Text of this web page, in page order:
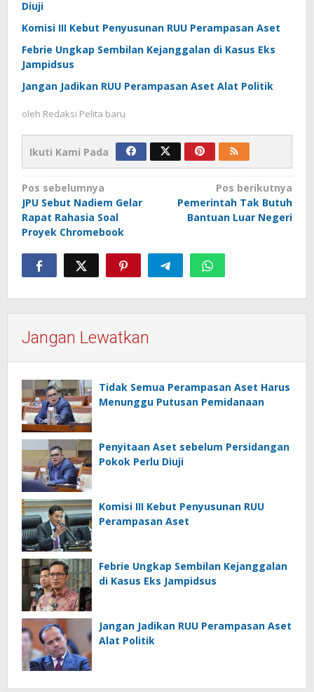
Diuji
Komisi III Kebut Penyusunan RUU Perampasan Aset
Febrie Ungkap Sembilan Kejanggalan di Kasus Eks
Jampidsus
Jangan Jadikan RUU Perampasan Aset Alat Politik
oleh Redaksi Pelita baru
Ikuti Kami Pada
Navigasi
pos
Pos sebelumnya
JPU Sebut Nadiem Gelar
Rapat Rahasia Soal
Proyek Chromebook
Pos berikutnya
Pemerintah Tak Butuh
Bantuan Luar Negeri
Jangan Lewatkan
Tidak Semua Perampasan Aset Harus
Menunggu Putusan Pemidanaan
Penyitaan Aset sebelum Persidangan
Pokok Perlu Diuji
Komisi III Kebut Penyusunan RUU
Perampasan Aset
Febrie Ungkap Sembilan Kejanggalan
di Kasus Eks Jampidsus
Jangan Jadikan RUU Perampasan Aset
Alat Politik